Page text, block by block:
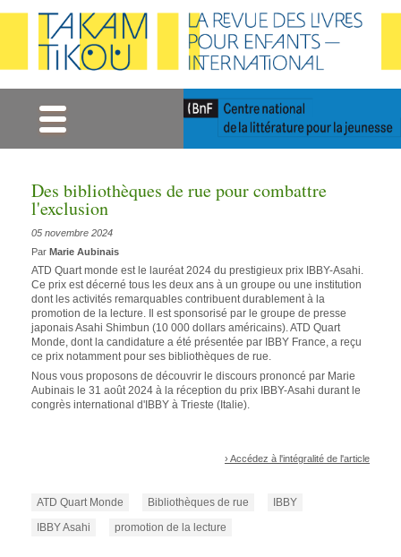
Des bibliothèques de rue pour combattre
l'exclusion
05 novembre 2024
Par Marie Aubinais
ATD Quart monde est le lauréat 2024 du prestigieux prix IBBY-Asahi.
Ce prix est décerné tous les deux ans à un groupe ou une institution
dont les activités remarquables contribuent durablement à la
promotion de la lecture. Il est sponsorisé par le groupe de presse
japonais Asahi Shimbun (10 000 dollars américains). ATD Quart
Monde, dont la candidature a été présentée par IBBY France, a reçu
ce prix notamment pour ses bibliothèques de rue.
Nous vous proposons de découvrir le discours prononcé par Marie
Aubinais le 31 août 2024 à la réception du prix IBBY-Asahi durant le
congrès international d'IBBY à Trieste (Italie).
› Accédez à l'intégralité de l'article
ATD Quart Monde Bibliothèques de rue
IBBY
IBBY Asahi
promotion de la lecture